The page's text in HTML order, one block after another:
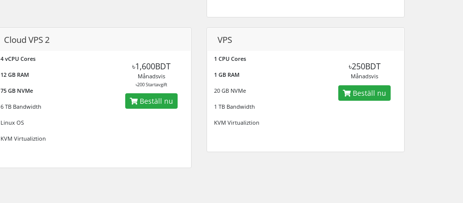
Cloud VPS 2
4 vCPU Cores
12 GB RAM
75 GB NVMe
6 TB Bandwidth
Linux OS
KVM Virtualiztion
৳1,600BDT
Månadsvis
৳200 Startavgift
Beställ nu
VPS
1 CPU Cores
1 GB RAM
20 GB NVMe
1 TB Bandwidth
KVM Virtualiztion
৳250BDT
Månadsvis
Beställ nu